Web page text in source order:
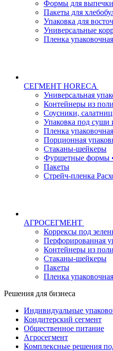
Формы для выпечки
Пакеты для
Упаковка для
Универсальные
Пленка упаковочная
СЕГМЕНТ HORECA
Универсальная
Контейнеры из
Соусники,
Упаковка под суши
Пленка упаковочная
Порционная
Стаканы-шейкеры
Фуршетные формы
Пакеты
Стрейч-пленка
АГРОСЕГМЕНТ
Коррексы под
Перфорированная
Контейнеры из
Стаканы-шейкеры
Пакеты
Пленка упаковочная
Решения для бизнеса
Индивидуальные
Кондитерский сегмент
Общественное питание
Агросегмент
Комплексные решения